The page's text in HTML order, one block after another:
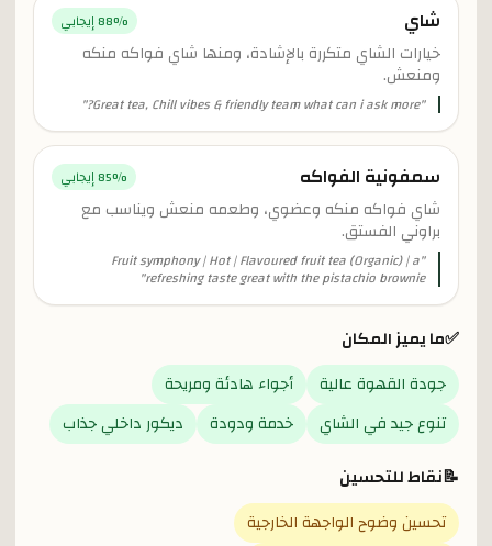
شاي 88% إيجابي
خيارات الشاي متكررة بالإشادة، ومنها شاي فواكه منكه
ومنعش.
"
Great tea, Chill vibes & friendly team what can i ask more?
"
سمفونية الفواكه 85% إيجابي
شاي فواكه منكه وعضوي، وطعمه منعش ويناسب مع
براوني الفستق.
"
Fruit symphony | Hot | Flavoured fruit tea (Organic) | a
refreshing taste great with the pistachio brownie
"
✅ما يميز المكان
جودة القهوة عالية
أجواء هادئة ومريحة
تنوع جيد في الشاي
خدمة ودودة ديكور داخلي جذاب
📝نقاط للتحسين
تحسين وضوح الواجهة الخارجية